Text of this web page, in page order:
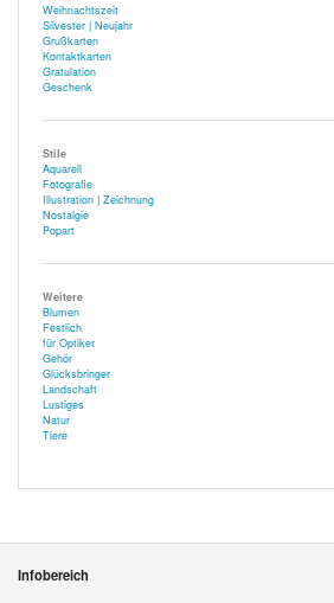
Weihnachtszeit
Silvester | Neujahr
Grußkarten
Kontaktkarten
Gratulation
Geschenk
Stile
Aquarell
Fotografie
Illustration | Zeichnung
Nostalgie
Popart
Weitere
Blumen
Festlich
für Optiker
Gehör
Glücksbringer
Landschaft
Lustiges
Natur
Tiere
Infobereich